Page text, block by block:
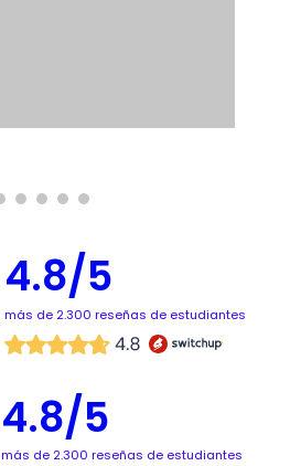
4.8/5
más de 2.300 reseñas de estudiantes
4.8/5
más de 2.300 reseñas de estudiantes